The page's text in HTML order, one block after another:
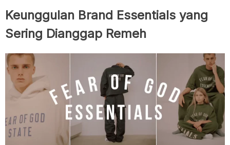
Keunggulan Brand Essentials yang
Sering Dianggap Remeh